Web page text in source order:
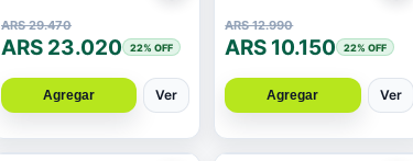
ARS 29.470
ARS 23.020 22% OFF
Agregar Ver
ARS 12.990
ARS 10.150 22% OFF
Agregar Ver